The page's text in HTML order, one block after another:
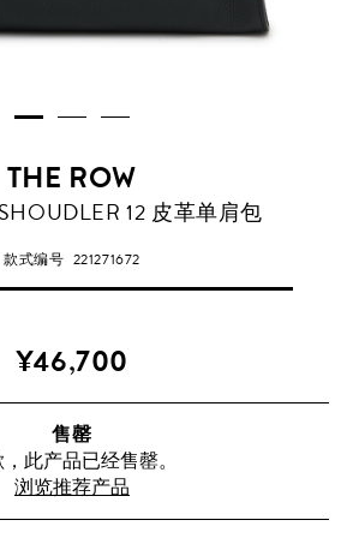
THE ROW
12 皮革单肩包
款式编号 221271672
¥46,700
售罄
此产品已经售罄。
浏览推荐产品